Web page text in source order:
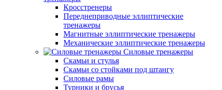
Кросстренеры
Переднеприводные эллиптические
тренажеры
Магнитные эллиптические тренажеры
Механические эллиптические тренажеры
Силовые тренажеры
Скамьи и стулья
Скамьи со стойками под штангу
Силовые рамы
Турники и брусья